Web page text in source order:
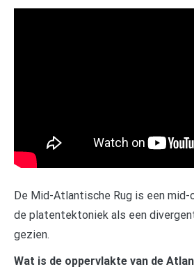
De Mid-Atlantische Rug is een mid-
de platentektoniek als een
gezien.
Wat is de oppervlakte van de